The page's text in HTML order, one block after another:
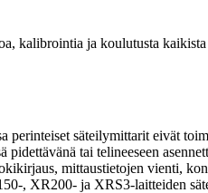
kalibrointia ja koulutusta
säteilymittarit eivät
tai telineeseen
mittaustietojen vienti,
, XR200- ja XRS3-laitteiden